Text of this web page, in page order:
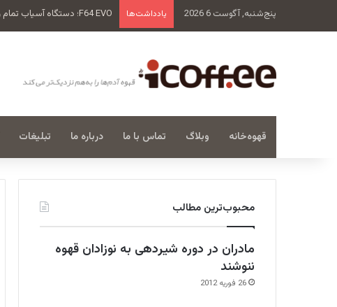
پنج‌شنبه, آگوست 6 2026 یادداشت‌ها F64 EVO؛ دستگاه آسیاب تمام و کمال فیورنزاتو
قهوه‌خانه وبلاگ تماس با ما درباره ما تبلیغات
محبوب‌ترین مطالب
مادران در دوره شیردهی به نوزادان قهوه
ننوشند
26 فوریه 2012